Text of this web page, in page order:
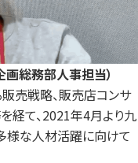
総務部人事担当）
売戦略、販売店コンサ
経て、2021年4月より九
様な人材活躍に向けて